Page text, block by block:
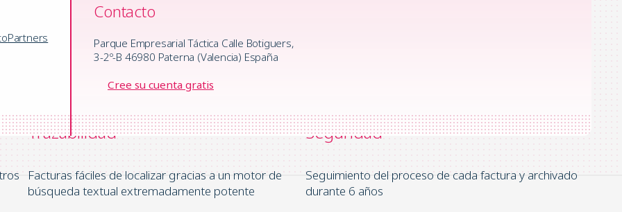
Partners
Contacto
Parque Empresarial Táctica Calle Botiguers,
3-2º-B 46980 Paterna (Valencia) España
Cree su cuenta gratis
Trazabilidad
Facturas fáciles de localizar gracias a un motor de
búsqueda textual extremadamente potente
Seguridad
Seguimiento del proceso de cada factura y archivado
durante 6 años